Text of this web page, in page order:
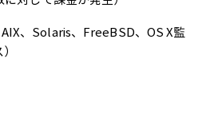
、Solaris、FreeBSD、OS X監